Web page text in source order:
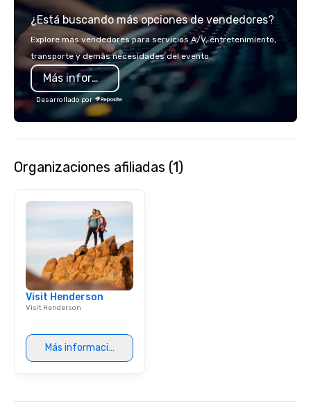
impression. We also
sleeves for our
you to create a truly
any event. Enjoy our
experience that sets
¿Está buscando más opciones de vendedores?
Explore más vendedores para servicios A/V, entretenimiento,
transporte y demás necesidades del evento.
Más información
Desarrollado por
Organizaciones afiliadas (1)
Visit Henderson
Visit Henderson
Más información